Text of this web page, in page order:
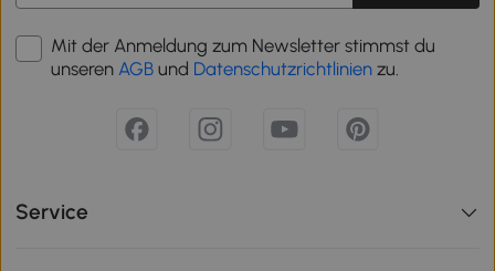
Mit der Anmeldung zum Newsletter stimmst du
unseren AGB und Datenschutzrichtlinien zu.
Service